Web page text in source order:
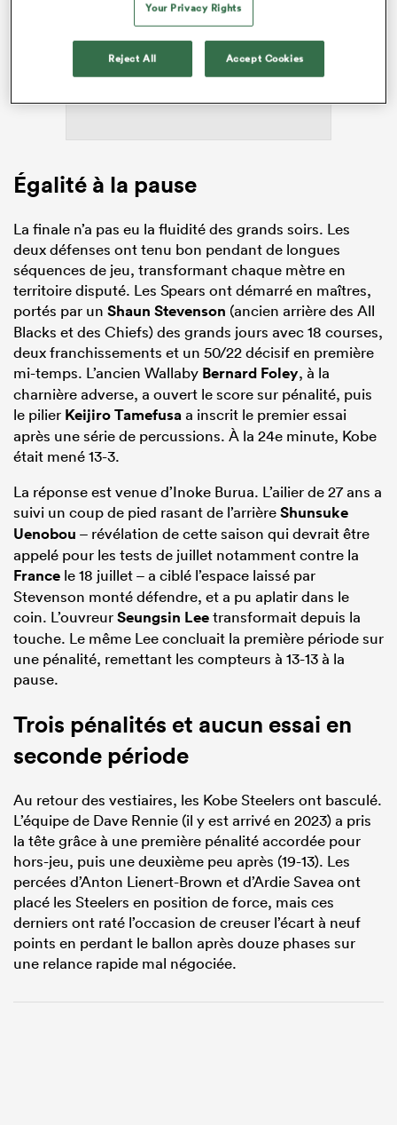
ADVERTISEMENT
Égalité à la pause
La finale n’a pas eu la fluidité des grands soirs. Les
deux défenses ont tenu bon pendant de longues
séquences de jeu, transformant chaque mètre en
territoire disputé. Les Spears ont démarré en maîtres,
portés par un Shaun Stevenson (ancien arrière des All
Blacks et des Chiefs) des grands jours avec 18 courses,
deux franchissements et un 50/22 décisif en première
mi-temps. L’ancien Wallaby Bernard Foley, à la
charnière adverse, a ouvert le score sur pénalité, puis
le pilier Keijiro Tamefusaa inscrit le premier essai
après une série de percussions. À la 24e minute, Kobe
était mené 13-3.
La réponse est venue d’Inoke Burua. L’ailier de 27 ans a
suivi un coup de pied rasant de l’arrièreShunsuke
Uenobou – révélation de cette saison qui devrait être
appelé pour les tests de juillet notamment contre la
France le 18 juillet – a ciblé l’espace laissé par
Stevenson monté défendre, et a pu aplatir dans le
coin. L’ouvreurSeungsin Leetransformait depuis la
touche. Le même Lee concluait la première période sur
une pénalité, remettant les compteurs à 13-13 à la
pause.
Trois pénalités et aucun essai en
seconde période
Au retour des vestiaires, les Kobe Steelers ont basculé.
L’équipe de Dave Rennie (il y est arrivé en 2023) a pris
la tête grâce à une première pénalité accordée pour
hors-jeu, puis une deuxième peu après (19-13). Les
percées d’Anton Lienert-Brown et d’Ardie Savea ont
placé les Steelers en position de force, mais ces
derniers ont raté l’occasion de creuser l’écart à neuf
points en perdant le ballon après douze phases sur
une relance rapide mal négociée.
Your Privacy Rights
Reject All Accept Cookies